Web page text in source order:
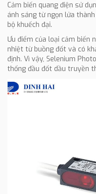
Cảm biến quang điện sử
ánh sáng từ ngọn lửa
bộ khuếch đại.
Ưu điểm của loại cảm biến
nhiệt từ buồng đốt và có
định. Vì vậy, Selenium
thống đầu đốt dầu truyền